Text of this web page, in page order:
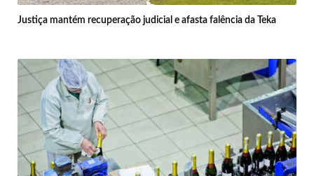
Justiça mantém recuperação judicial e afasta falência da Teka